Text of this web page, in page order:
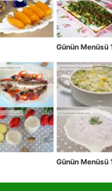
Günün Menüsü
Günün Menüsü